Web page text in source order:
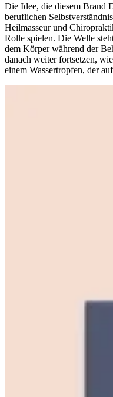
Die Idee, die diesem Brand
beruflichen
Heilmasseur und
Rolle spielen. Die Welle
dem Körper während der
danach weiter fortsetzen,
einem Wassertropfen, der